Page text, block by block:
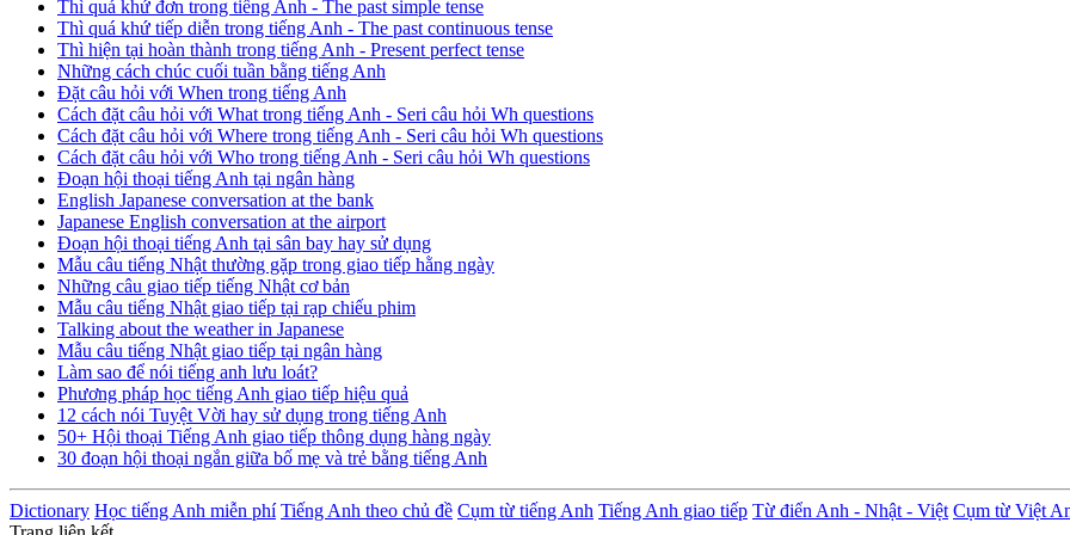
Thì quá khứ đơn trong tiếng Anh - The past simple tense
Thì quá khứ tiếp diễn trong tiếng Anh - The past continuous tense
Thì hiện tại hoàn thành trong tiếng Anh - Present perfect tense
Những cách chúc cuối tuần bằng tiếng Anh
Đặt câu hỏi với When trong tiếng Anh
Cách đặt câu hỏi với What trong tiếng Anh - Seri câu hỏi Wh questions
Cách đặt câu hỏi với Where trong tiếng Anh - Seri câu hỏi Wh questions
Cách đặt câu hỏi với Who trong tiếng Anh - Seri câu hỏi Wh questions
Đoạn hội thoại tiếng Anh tại ngân hàng
English Japanese conversation at the bank
Japanese English conversation at the airport
Đoạn hội thoại tiếng Anh tại sân bay hay sử dụng
Mẫu câu tiếng Nhật thường gặp trong giao tiếp hằng ngày
Những câu giao tiếp tiếng Nhật cơ bản
Mẫu câu tiếng Nhật giao tiếp tại rạp chiếu phim
Talking about the weather in Japanese
Mẫu câu tiếng Nhật giao tiếp tại ngân hàng
Làm sao để nói tiếng anh lưu loát?
Phương pháp học tiếng Anh giao tiếp hiệu quả
12 cách nói Tuyệt Vời hay sử dụng trong tiếng Anh
50+ Hội thoại Tiếng Anh giao tiếp thông dụng hàng ngày
30 đoạn hội thoại ngắn giữa bố mẹ và trẻ bằng tiếng Anh
Dictionary Học tiếng Anh miễn phí Tiếng Anh theo chủ đề Cụm từ tiếng Anh Tiếng Anh giao tiếp Từ điển Anh - Nhật - Việt Cụm từ Việt